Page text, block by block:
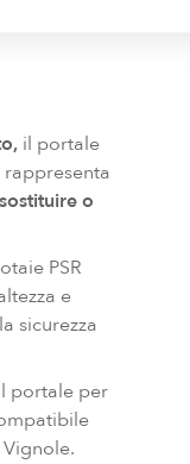
il portale
rappresenta
o
PSR
e
sicurezza
portale per